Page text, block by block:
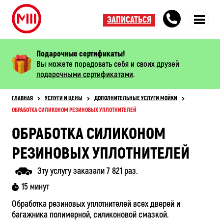
Подарочные сертификаты!
Вы можете порадовать себя и своих друзей
подарочными сертификатами.
ГЛАВНАЯ УСЛУГИ И ЦЕНЫ
ДОПОЛНИТЕЛЬНЫЕ УСЛУГИ МОЙКИ
ОБРАБОТКА СИЛИКОНОМ РЕЗИНОВЫХ УПЛОТНИТЕЛЕЙ
ОБРАБОТКА СИЛИКОНОМ
РЕЗИНОВЫХ УПЛОТНИТЕЛЕЙ
Эту услугу заказали 7 821 раз.
15 минут
Обработка резиновых уплотнителей всех дверей и
багажника полимерной, силиконовой смазкой.
ЗАПИСАТЬСЯ